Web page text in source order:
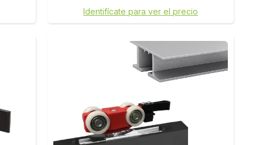
Identifícate para ver el precio